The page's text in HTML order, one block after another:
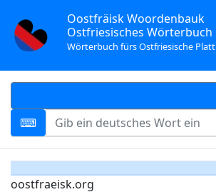
Oostfräisk Woordenbauk
Ostfriesisches Wörterbuch
Wörterbuch fürs Ostfriesische Platt
oostfraeisk.org